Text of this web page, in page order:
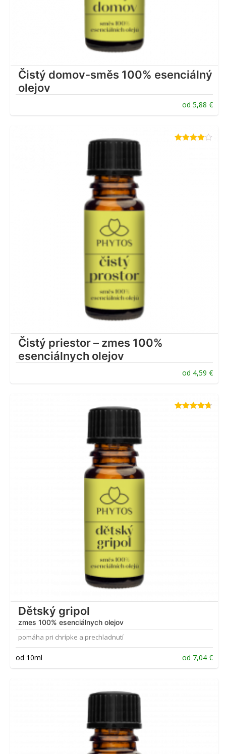
Čistý domov-směs 100% esenciálný
olejov
od 5,88 €
Čistý priestor – zmes 100%
esenciálnych olejov
od 4,59 €
Dětský gripol
zmes 100% esenciálnych olejov
pomáha pri chrípke a prechladnutí
od 10ml od 7,04 €